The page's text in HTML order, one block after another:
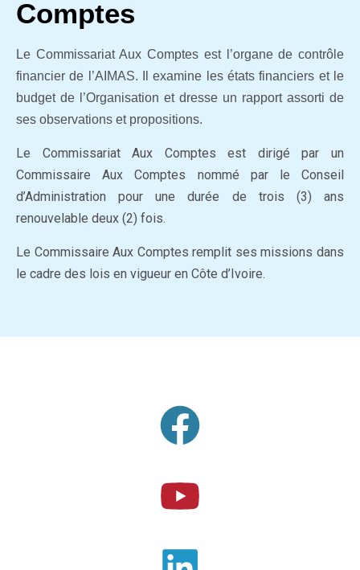
Comptes
Le Commissariat Aux Comptes est l’organe de contrôle
financier de l’AIMAS. Il examine les états financiers et le
budget de l’Organisation et dresse un rapport assorti de
ses observations et propositions.
Le Commissariat Aux Comptes est dirigé par un
Commissaire Aux Comptes nommé par le Conseil
d’Administration pour une durée de trois (3) ans
renouvelable deux (2) fois.
Le Commissaire Aux Comptes remplit ses missions dans
le cadre des lois en vigueur en Côte d’Ivoire.